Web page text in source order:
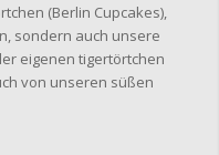
(Berlin Cupcakes),
sondern auch unsere
eigenen tigertörtchen
von unseren süßen